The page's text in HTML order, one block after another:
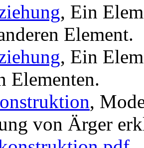
, Ein
Element.
, Ein
Elementen.
,
von Ärger